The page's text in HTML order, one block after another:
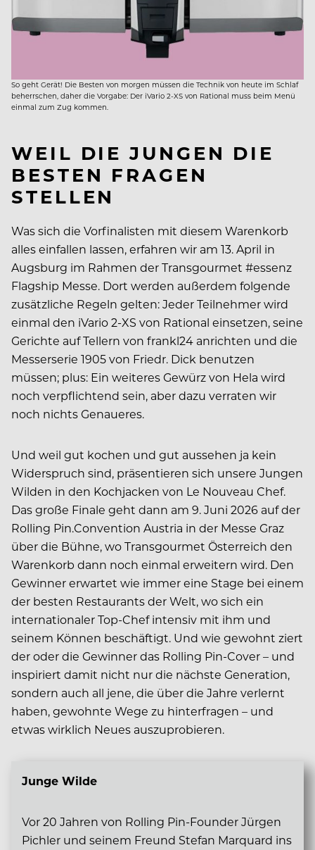
So geht Gerät! Die Besten von morgen müssen die Technik von heute im Schlaf
beherrschen, daher die Vorgabe: Der iVario 2-XS von Rational muss beim Menü
einmal zum Zug kommen.
WEIL DIE JUNGEN DIE
BESTEN FRAGEN
STELLEN
Was sich die Vorfinalisten mit diesem Warenkorb
alles einfallen lassen, erfahren wir am 13. April in
Augsburg im Rahmen der Transgourmet #essenz
Flagship Messe. Dort werden außerdem folgende
zusätzliche Regeln gelten: Jeder Teilnehmer wird
einmal den iVario 2-XS von Rational einsetzen, seine
Gerichte auf Tellern von frankl24 anrichten und die
Messerserie 1905 von Friedr. Dick benutzen
müssen; plus: Ein weiteres Gewürz von Hela wird
noch verpflichtend sein, aber dazu verraten wir
noch nichts Genaueres.
Und weil gut kochen und gut aussehen ja kein
Widerspruch sind, präsentieren sich unsere Jungen
Wilden in den Kochjacken von Le Nouveau Chef.
Das große Finale geht dann am 9. Juni 2026 auf der
Rolling Pin.Convention Austria in der Messe Graz
über die Bühne, wo Transgourmet Österreich den
Warenkorb dann noch einmal erweitern wird. Den
Gewinner erwartet wie immer eine Stage bei einem
der besten Restaurants der Welt, wo sich ein
internationaler Top-Chef intensiv mit ihm und
seinem Können beschäftigt. Und wie gewohnt ziert
der oder die Gewinner das Rolling Pin-Cover – und
inspiriert damit nicht nur die nächste Generation,
sondern auch all jene, die über die Jahre verlernt
haben, gewohnte Wege zu hinterfragen – und
etwas wirklich Neues auszuprobieren.
Junge Wilde
Vor 20 Jahren von Rolling Pin-Founder Jürgen
Pichler und seinem Freund Stefan Marquard ins